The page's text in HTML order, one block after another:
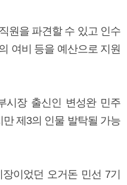
원을 파견할 수 있고 인수
여비 등을 예산으로 지원
시장 출신인 변성완 민주
제3의 인물 발탁될 가능
이었던 오거돈 민선 7기